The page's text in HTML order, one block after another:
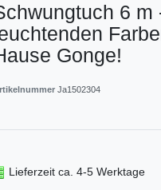
6 m
Gonge!
Ja1502304
Lieferzeit ca. 4-5 Werktage